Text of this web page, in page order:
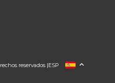
reservados |
FRANCIAESP